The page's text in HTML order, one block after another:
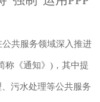
共服务领域深入推进
称《通知》)，其中提
污水处理等公共服务